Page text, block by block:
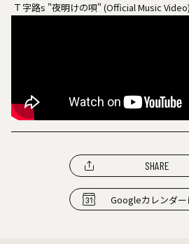
Ｔ字路s "夜明けの唄" (Official Music Video)
SHARE
Googleカレンダー